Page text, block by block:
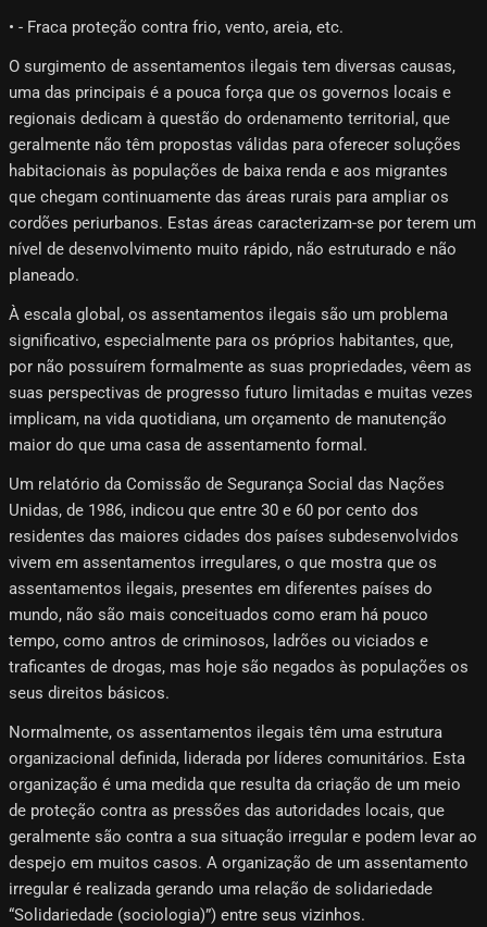
• - Fraca proteção contra frio, vento, areia, etc.
O surgimento de assentamentos ilegais tem diversas causas,
uma das principais é a pouca força que os governos locais e
regionais dedicam à questão do ordenamento territorial, que
geralmente não têm propostas válidas para oferecer soluções
habitacionais às populações de baixa renda e aos migrantes
que chegam continuamente das áreas rurais para ampliar os
cordões periurbanos. Estas áreas caracterizam-se por terem um
nível de desenvolvimento muito rápido, não estruturado e não
planeado.
À escala global, os assentamentos ilegais são um problema
significativo, especialmente para os próprios habitantes, que,
por não possuírem formalmente as suas propriedades, vêem as
suas perspectivas de progresso futuro limitadas e muitas vezes
implicam, na vida quotidiana, um orçamento de manutenção
maior do que uma casa de assentamento formal.
Um relatório da Comissão de Segurança Social das Nações
Unidas, de 1986, indicou que entre 30 e 60 por cento dos
residentes das maiores cidades dos países subdesenvolvidos
vivem em assentamentos irregulares, o que mostra que os
assentamentos ilegais, presentes em diferentes países do
mundo, não são mais conceituados como eram há pouco
tempo, como antros de criminosos, ladrões ou viciados e
traficantes de drogas, mas hoje são negados às populações os
seus direitos básicos.
Normalmente, os assentamentos ilegais têm uma estrutura
organizacional definida, liderada por líderes comunitários. Esta
organização é uma medida que resulta da criação de um meio
de proteção contra as pressões das autoridades locais, que
geralmente são contra a sua situação irregular e podem levar ao
despejo em muitos casos. A organização de um assentamento
irregular é realizada gerando uma relação de solidariedade
“Solidariedade (sociologia)”) entre seus vizinhos.